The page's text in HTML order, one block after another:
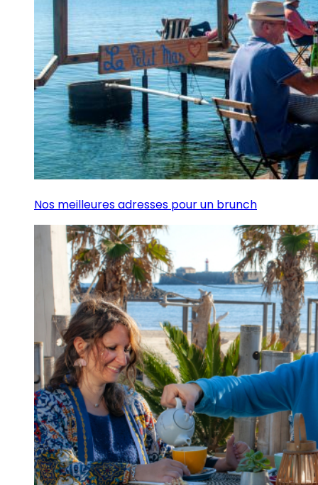
Nos meilleures adresses pour un brunch